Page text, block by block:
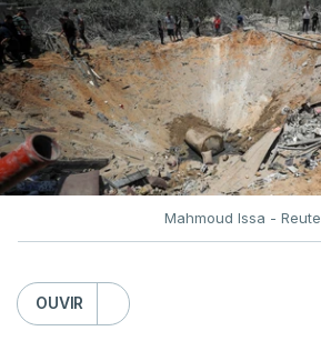
Mahmoud Issa -
OUVIR